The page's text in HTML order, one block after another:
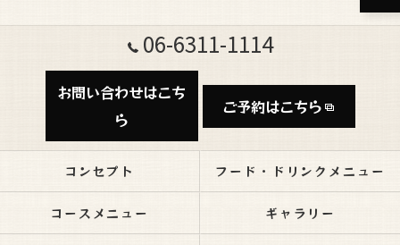
06-6311-1114
お問い合わせはこち
ら
ご予約はこちら
コンセプト フード・ドリンクメニュー
コースメニュー ギャラリー